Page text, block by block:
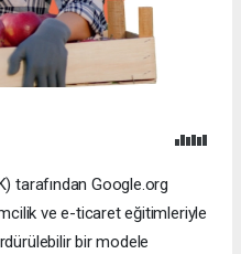
tarafından Google.org
ve e-ticaret eğitimleriyle
bir modele